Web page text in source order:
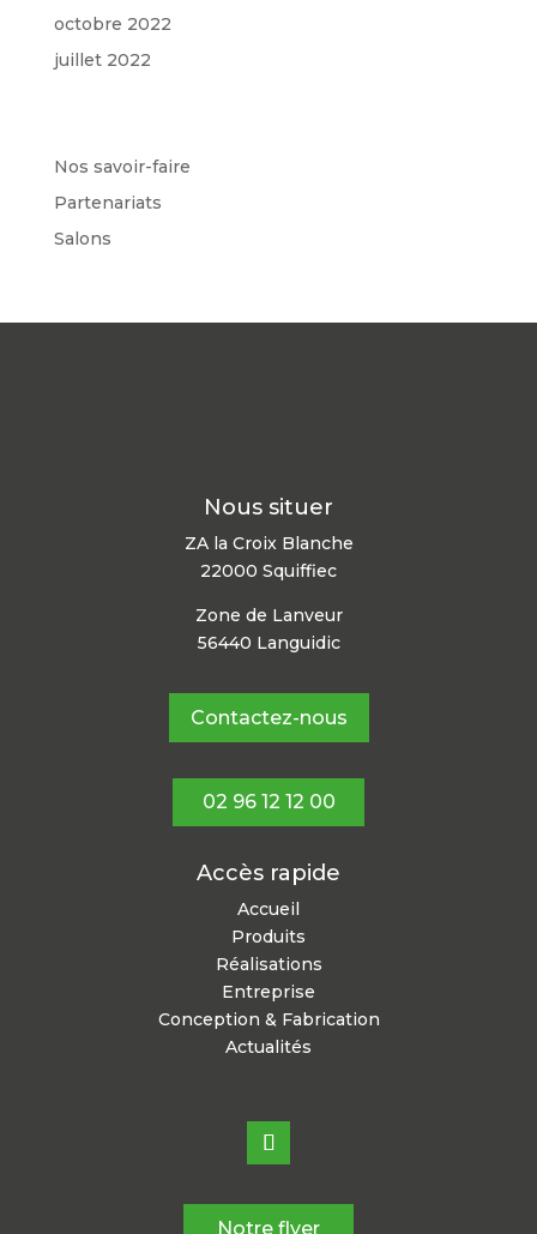
octobre 2022
juillet 2022
Nos savoir-faire
Partenariats
Salons
Nous situer
ZA la Croix Blanche
22000 Squiffiec
Zone de Lanveur
56440 Languidic
Contactez-nous
02 96 12 12 00
Accès rapide
Accueil
Produits
Réalisations
Entreprise
Conception & Fabrication
Actualités
Notre flyer